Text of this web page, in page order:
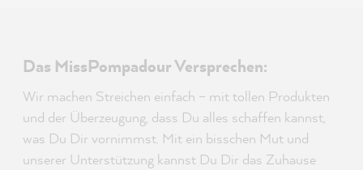
Das MissPompadour Versprechen:
Wir machen Streichen einfach – mit tollen Produkten
und der Überzeugung, dass Du alles schaffen kannst,
was Du Dir vornimmst. Mit ein bisschen Mut und
unserer Unterstützung kannst Du Dir das Zuhause